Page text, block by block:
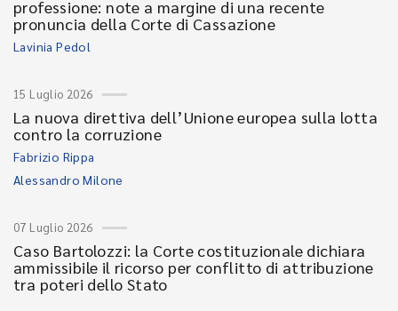
professione: note a margine di una recente
pronuncia della Corte di Cassazione
Lavinia Pedol
15 Luglio 2026
La nuova direttiva dell’Unione europea sulla lotta
contro la corruzione
Fabrizio Rippa
Alessandro Milone
07 Luglio 2026
Caso Bartolozzi: la Corte costituzionale dichiara
ammissibile il ricorso per conflitto di attribuzione
tra poteri dello Stato